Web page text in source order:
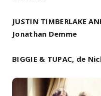
JUSTIN TIMBERLAKE
Jonathan Demme
BIGGIE & TUPAC, de